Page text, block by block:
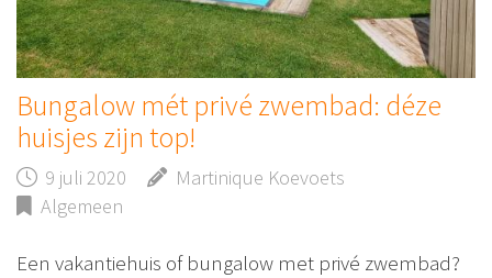
Bungalow mét privé zwembad: déze
huisjes zijn top!
9 juli 2020
Martinique Koevoets
Algemeen
Een vakantiehuis of bungalow met privé zwembad?